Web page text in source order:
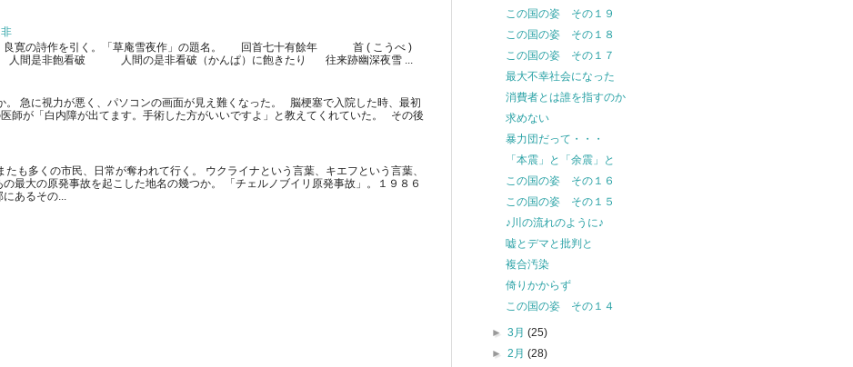
良寛の詩作を引く。「草庵雪夜作」の題名。 回首七十有餘年 首 ( こうべ )
人間是非飽看破 人間の是非看破（かんぱ）に飽きたり 往来跡幽深夜雪 ...
。 急に視力が悪く、パソコンの画面が見え難くなった。 脳梗塞で入院した時、最初
師が「白内障が出てます。手術した方がいいですよ」と教えてくれていた。 その後
も多くの市民、日常が奪われて行く。 ウクライナという言葉、キエフという言葉、
最大の原発事故を起こした地名の幾つか。 「チェルノブイリ原発事故」。１９８６
あるその...
この国の姿 その１９
この国の姿 その１８
この国の姿 その１７
最大不幸社会になった
消費者とは誰を指すのか
求めない
暴力団だって・・・
「本震」と「余震」と
この国の姿 その１６
この国の姿 その１５
♪川の流れのように♪
嘘とデマと批判と
複合汚染
倚りかからず
この国の姿 その１４
►3月(25)
►2月(28)